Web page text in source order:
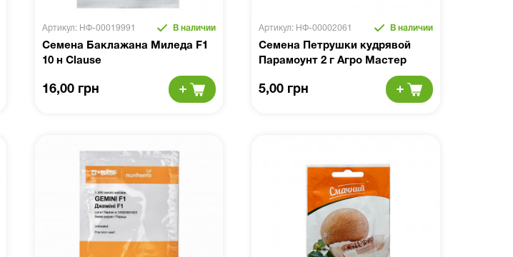
Артикул: НФ-00019991 В наличии
Семена Баклажана Миледа F1
10 н Clause
16,00 грн
Артикул: НФ-00002061 В наличии
Семена Петрушки кудрявой
Парамоунт 2 г Агро Мастер
5,00 грн